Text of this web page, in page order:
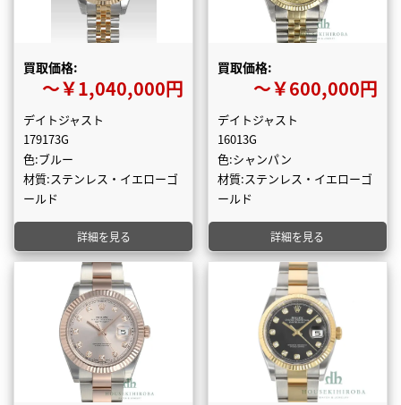
買取価格:
〜￥1,040,000円
デイトジャスト
179173G
色:ブルー
材質:ステンレス・イエローゴ
ールド
詳細を見る
買取価格:
〜￥600,000円
デイトジャスト
16013G
色:シャンパン
材質:ステンレス・イエローゴ
ールド
詳細を見る